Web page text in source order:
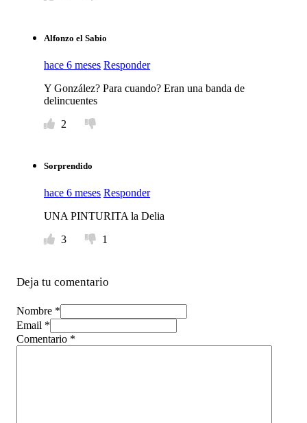
Alfonzo el Sabio
hace 6 meses Responder
Y González? Para cuando? Eran una banda de
delincuentes
2
Sorprendido
hace 6 meses Responder
UNA PINTURITA la Delia
3
1
Deja tu comentario
Nombre *
Email *
Comentario *